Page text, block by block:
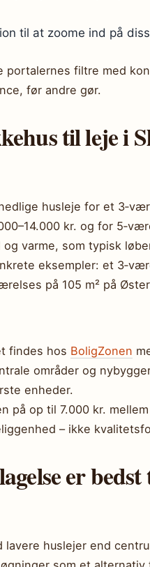
til at zoome ind på
portalernes filtre med
før andre gør.
til leje i
husleje for et
kr. og for
varme, som typisk
eksempler: et
på 105 m² på
findes hos BoligZonen
områder og
enheder.
på op til 7.000 kr.
– ikke
er
huslejer end